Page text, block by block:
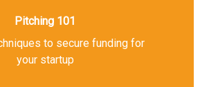
Pitching 101
to secure funding for
your startup